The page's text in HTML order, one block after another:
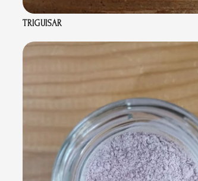
TRIGUISAR